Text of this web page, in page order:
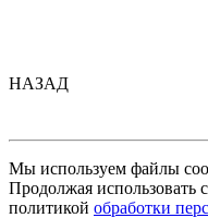
НАЗАД
Мы используем файлы
Продолжая использовать
политикой обработки